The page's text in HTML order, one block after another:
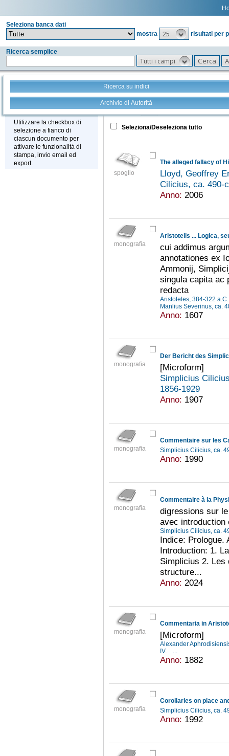
Seleziona banca dati
mostra
25 risultati per
Ricerca semplice
Tutti i campi
Ricerca su indici
Archivio di Autorità
Stampa - Email - Export
Utilizzare la checkbox di
selezione a fianco di
ciascun documento per
attivare le funzionalità di
stampa, invio email ed
export.
Tutto +
Seleziona/Deseleziona tutto
spoglio
The alleged fallacy of
Lloyd, Geoffrey
Cilicius, ca. 490-
Anno: 2006
monografia
Aristotelis ... Logica,
cui addimus
annotationes ex
Ammonij,
singula capita ac
redacta
Aristoteles, 384-322
Manlius Severinus, ca.
Anno: 1607
monografia
[Microform]
Simplicius
1856-1929
Anno: 1907
monografia
Commentaire sur les
Simplicius Cilicius, ca.
Anno: 1990
monografia
Commentaire à la
digressions sur
avec introduction
Simplicius Cilicius, ca.
Indice: Prologue.
Introduction: 1.
Simplicius 2.
structure...
Anno: 2024
monografia
Commentaria in
[Microform]
Alexander
IV.
...
Anno: 1882
monografia
Corollaries on place
Simplicius Cilicius, ca.
Anno: 1992